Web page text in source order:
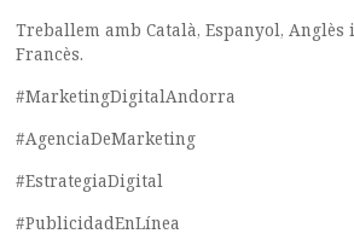
Treballem amb Català, Espanyol, Anglès i
Francès.
#MarketingDigitalAndorra
#AgenciaDeMarketing
#EstrategiaDigital
#PublicidadEnLínea